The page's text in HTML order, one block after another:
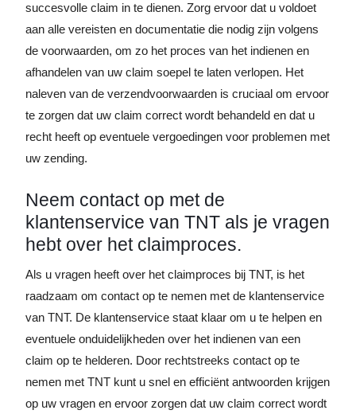
succesvolle claim in te dienen. Zorg ervoor dat u voldoet
aan alle vereisten en documentatie die nodig zijn volgens
de voorwaarden, om zo het proces van het indienen en
afhandelen van uw claim soepel te laten verlopen. Het
naleven van de verzendvoorwaarden is cruciaal om ervoor
te zorgen dat uw claim correct wordt behandeld en dat u
recht heeft op eventuele vergoedingen voor problemen met
uw zending.
Neem contact op met de
klantenservice van TNT als je vragen
hebt over het claimproces.
Als u vragen heeft over het claimproces bij TNT, is het
raadzaam om contact op te nemen met de klantenservice
van TNT. De klantenservice staat klaar om u te helpen en
eventuele onduidelijkheden over het indienen van een
claim op te helderen. Door rechtstreeks contact op te
nemen met TNT kunt u snel en efficiënt antwoorden krijgen
op uw vragen en ervoor zorgen dat uw claim correct wordt